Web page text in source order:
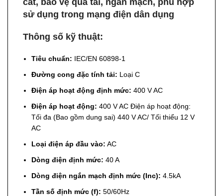
cắt, bảo vệ quá tải, ngắn mạch, phù hợp
sử dụng trong mạng điện dân dụng
Thông số kỹ thuật:
Tiêu chuẩn: IEC/EN 60898-1
Đường cong đặc tính tải: Loại C
Điện áp hoạt động định mức: 400 V AC
Điện áp hoạt động: 400 V AC Điện áp hoạt động:
Tối đa (Bao gồm dung sai) 440 V AC/ Tối thiểu 12 V
AC
Loại điện áp đầu vào: AC
Dòng điện định mức: 40 A
Dòng điện ngắn mạch định mức (Inc): 4.5kA
Tần số định mức (f): 50/60Hz